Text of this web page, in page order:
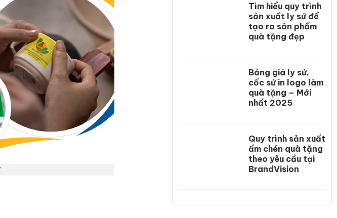
Tìm hiểu quy trình
sản xuất ly sứ để
tạo ra sản phẩm
quà tặng đẹp
Bảng giá ly sứ,
cốc sứ in logo làm
quà tặng – Mới
nhất 2025
Quy trình sản xuất
ấm chén quà tặng
theo yêu cầu tại
BrandVision